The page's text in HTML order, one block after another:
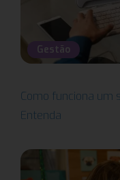
Gestão
Como funciona um
Entenda